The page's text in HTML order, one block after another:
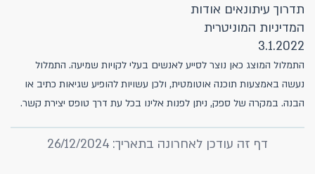
תדרוך עיתונאים אודות
המדיניות המוניטרית
3.1.2022
התמלול המוצג כאן נוצר לסייע לאנשים בעלי לקויות שמיעה. התמלול
נעשה באמצעות תוכנה אוטומטית, ולכן עשויות להופיע שגיאות כתיב או
הבנה. במקרה של ספק, ניתן לפנות אלינו בכל עת דרך טופס יצירת קשר.
דף זה עודכן לאחרונה בתאריך: 26/12/2024